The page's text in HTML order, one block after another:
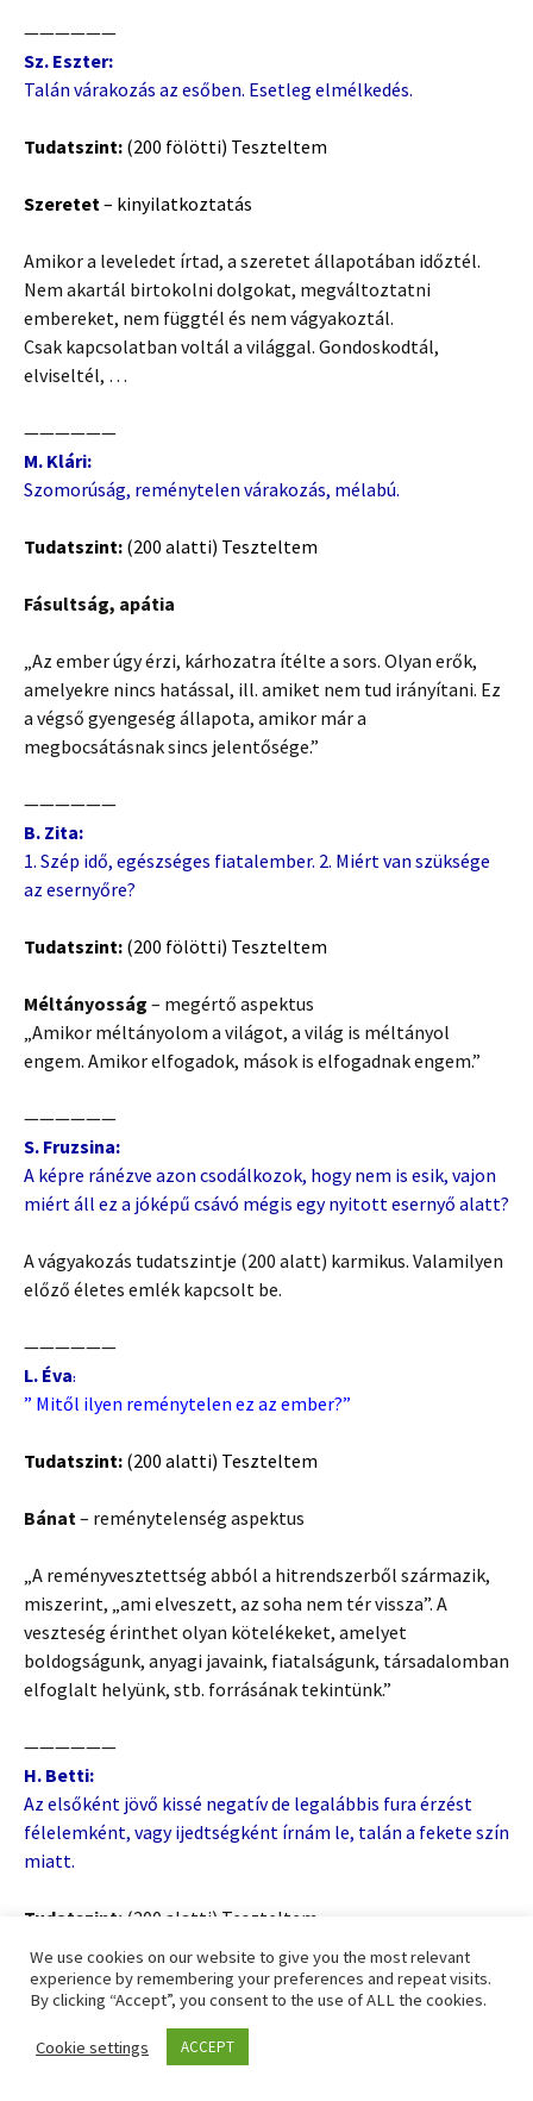
——————
Sz. Eszter:
Talán várakozás az esőben. Esetleg elmélkedés.
Tudatszint: (200 fölötti) Teszteltem
Szeretet – kinyilatkoztatás
Amikor a leveledet írtad, a szeretet állapotában időztél.
Nem akartál birtokolni dolgokat, megváltoztatni
embereket, nem függtél és nem vágyakoztál.
Csak kapcsolatban voltál a világgal. Gondoskodtál,
elviseltél, …
——————
M. Klári:
Szomorúság, reménytelen várakozás, mélabú.
Tudatszint: (200 alatti) Teszteltem
Fásultság, apátia
„Az ember úgy érzi, kárhozatra ítélte a sors. Olyan erők,
amelyekre nincs hatással, ill. amiket nem tud irányítani. Ez
a végső gyengeség állapota, amikor már a
megbocsátásnak sincs jelentősége.”
——————
B. Zita:
1. Szép idő, egészséges fiatalember. 2. Miért van szüksége
az esernyőre?
Tudatszint: (200 fölötti) Teszteltem
Méltányosság – megértő aspektus
„Amikor méltányolom a világot, a világ is méltányol
engem. Amikor elfogadok, mások is elfogadnak engem.”
——————
S. Fruzsina:
A képre ránézve azon csodálkozok, hogy nem is esik, vajon
miért áll ez a jóképű csávó mégis egy nyitott esernyő alatt?
A vágyakozás tudatszintje (200 alatt) karmikus. Valamilyen
előző életes emlék kapcsolt be.
——————
L. Éva:
” Mitől ilyen reménytelen ez az ember?”
Tudatszint: (200 alatti) Teszteltem
Bánat – reménytelenség aspektus
„A reményvesztettség abból a hitrendszerből származik,
miszerint, „ami elveszett, az soha nem tér vissza”. A
veszteség érinthet olyan kötelékeket, amelyet
boldogságunk, anyagi javaink, fiatalságunk, társadalomban
elfoglalt helyünk, stb. forrásának tekintünk.”
——————
H. Betti:
Az elsőként jövő kissé negatív de legalábbis fura érzést
félelemként, vagy ijedtségként írnám le, talán a fekete szín
miatt.
Tudatszint: (200 alatti) Teszteltem
Félelem– vissazhúzódás aspektus
„A félelemnek nagy ereje van. „Eliszkolunk” azoktól a
dolgoktól, amelyektől félünk. A szorongás annyira
We use cookies on our website to give you the most relevant
experience by remembering your preferences and repeat visits.
By clicking “Accept”, you consent to the use of ALL the cookies.
Cookie settings ACCEPT